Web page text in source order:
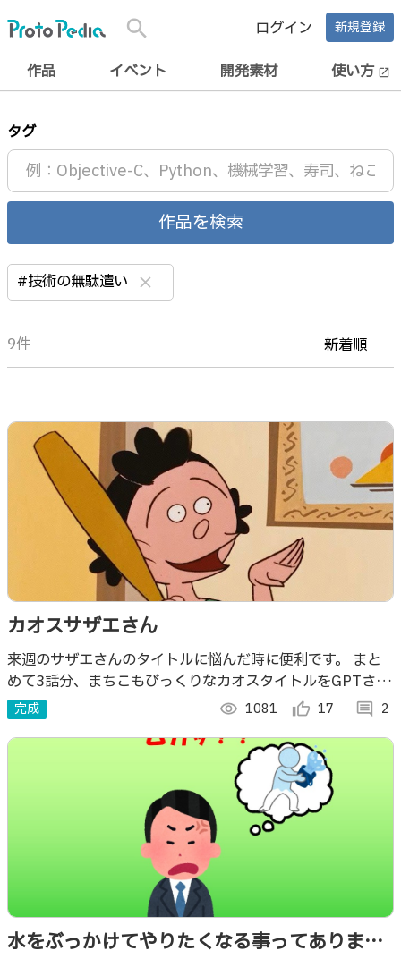
search ログイン 新規登録
作品 イベント 開発素材 使い方 open_in_new
タグ
作品を検索
#技術の無駄遣い clear
9件 新着順
カオスサザエさん
来週のサザエさんのタイトルに悩んだ時に便利です。 まと
めて3話分、まちこもびっくりなカオスタイトルをGPTさん
が考えてくれます。
完成 visibility 1081 thumb_up_alt 17 comment 2
水をぶっかけてやりたくなる事ってあります